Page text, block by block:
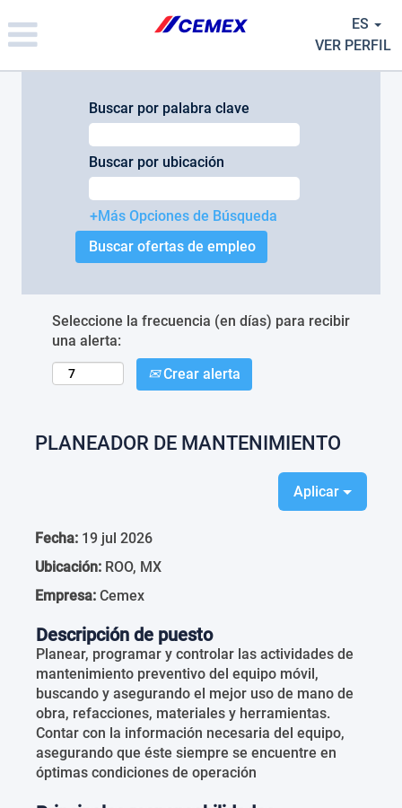
note:
This
ES
VER PERFIL
Buscar por palabra clave
Buscar por ubicación
+Más Opciones de Búsqueda
Seleccione la frecuencia (en días) para recibir
una alerta:
Crear alerta
PLANEADOR DE MANTENIMIENTO
Aplicar
Fecha: 19 jul 2026
Ubicación: ROO, MX
Empresa: Cemex
Descripción de puesto
Planear, programar y controlar las actividades de
mantenimiento preventivo del equipo móvil,
buscando y asegurando el mejor uso de mano de
obra, refacciones, materiales y herramientas.
Contar con la información necesaria del equipo,
asegurando que éste siempre se encuentre en
óptimas condiciones de operación